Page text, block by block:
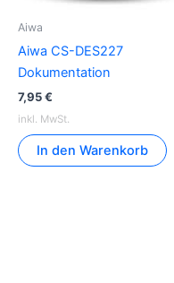
Aiwa
Aiwa CS-DES227
Dokumentation
7,95€
inkl. MwSt.
In den Warenkorb